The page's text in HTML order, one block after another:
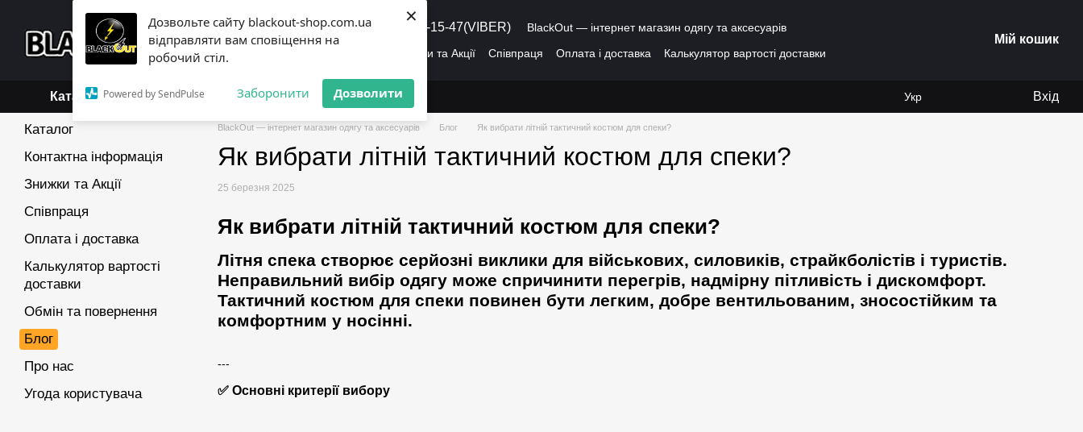
Дозвольте сайту blackout-shop.com.ua
відправляти вам сповіщення на
робочий стіл.
Powered by SendPulse Заборонити Дозволити
×
Перейти до основного контенту
+38 (068) 119-18-19,+38 (095) 486-15-47(VIBER)
BlackOut — інтернет магазин одягу та аксесуарів
Каталог
Знижки та Акції Співпраця Оплата і доставка
Калькулятор вартості доставки
Мій кошик
Каталог Укр Вхід
BlackOut — інтернет магазин одягу та аксесуарів Блог Як вибрати літній тактичний костюм для спеки?
Як вибрати літній тактичний костюм для спеки?
25 березня 2025
Як вибрати літній тактичний костюм для спеки?
Літня спека створює серйозні виклики для військових, силовиків, страйкболістів і туристів.
Неправильний вибір одягу може спричинити перегрів, надмірну пітливість і дискомфорт.
Тактичний костюм для спеки повинен бути легким, добре вентильованим, зносостійким та
комфортним у носінні.
---
✅ Основні критерії вибору
Каталог
Контактна інформація
Знижки та Акції
Співпраця
Оплата і доставка
Калькулятор вартості
доставки
Обмін та повернення
Блог
Про нас
Угода користувача